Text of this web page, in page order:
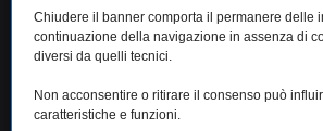
Chiudere il banner comporta il permanere delle
continuazione della navigazione in assenza di
diversi da quelli tecnici.
Non acconsentire o ritirare il consenso può
caratteristiche e funzioni.